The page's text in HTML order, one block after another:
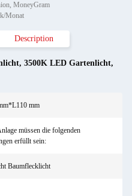
MoneyGram
Monat
Description
, 3500K LED Gartenlicht,
mm
müssen die folgenden
erfüllt sein:
Baumflecklicht